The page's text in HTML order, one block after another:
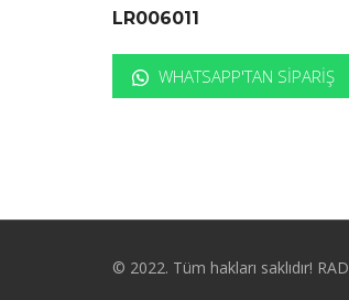
LR006011
WHATSAPP'TAN SIPARIŞ
© 2022. Tüm hakları saklıdır!